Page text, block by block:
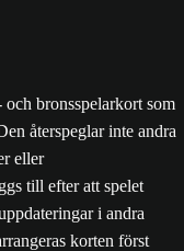
bronsspelarkort som
återspeglar inte andra
eller
till efter att spelet
i andra
korten först